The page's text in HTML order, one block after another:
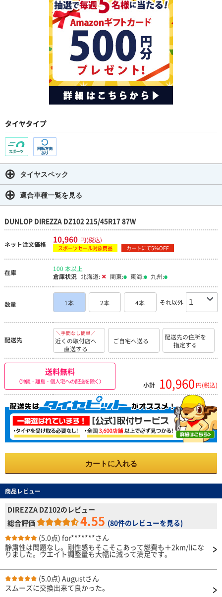
タイヤタイプ
タイヤスペック
適合車種一覧を見る
DUNLOP DIREZZA DZ102 215/45R17 87W
ネット注文価格 10,960 円(税込)
スポーツセール対象商品 カートにて5％OFF
在庫
100 本以上
倉庫状況 北海道: 関東: 東海: 九州:
数量 1本 2本 4本 それ以外
配送先
＼手間なし簡単／
近くの取付店へ
直送する
ご自宅へ送る
配送先の住所を
指定する
送料無料
（沖縄・離島・個人宅への配送を除く） 小計 10,960 円(税込)
カートに入れる
商品レビュー
DIREZZA DZ102のレビュー
総合評価
4.55 (80件のレビューを見る)
(5.0点) for*******さん
静粛性は問題なし。剛性感もそこそこあって燃費も＋2km/lにな
りました。ウエイト調整量も大幅に減って満足です。
(5.0点) Augustさん
スムーズに交換出来て良かった。